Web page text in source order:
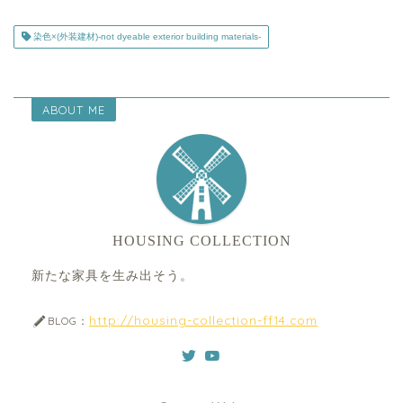
染色×(外装建材)-not dyeable exterior building materials-
ABOUT ME
HOUSING COLLECTION
新たな家具を生み出そう。
BLOG： http://housing-collection-ff14.com